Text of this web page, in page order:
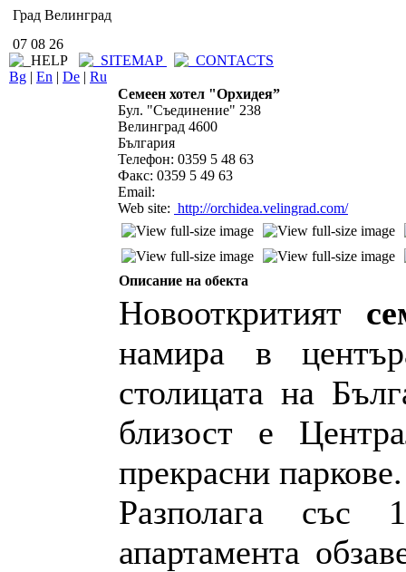
Град Велинград
07 08 26
Bg | En | De | Ru
Семеен хотел "Орхидея”
Бул. "Съединение" 238
Велинград 4600
България
Телефон: 0359 5 48 63
Факс: 0359 5 49 63
Email:
Web site: http://orchidea.velingrad.com/
Описание на обекта
Новооткритият
намира в
столицата на
близост е
прекрасни паркове.
Разполага
апартамента